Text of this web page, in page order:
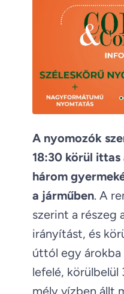
A nyomozók
18:30 körül
három
a járműben. A
szerint a részeg
irányítást, és
úttól egy
lefelé,
mély vízben állt